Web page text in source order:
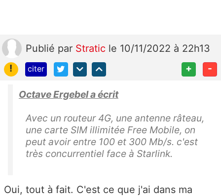
Publié par Stratic le 10/11/2022 à 22h13
!
citer + -
Octave Ergebel a écrit
Avec un routeur 4G, une antenne râteau,
une carte SIM illimitée Free Mobile, on
peut avoir entre 100 et 300 Mb/s. c'est
très concurrentiel face à Starlink.
Oui, tout à fait. C'est ce que j'ai dans ma